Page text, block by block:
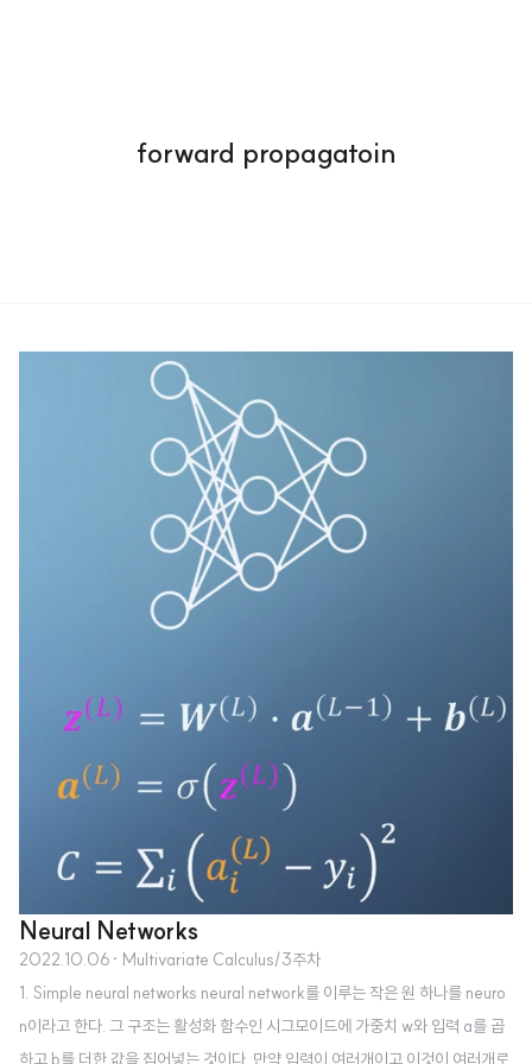
forward propagatoin
Neural Networks
2022.10.06 · Multivariate Calculus/3주차
1. Simple neural networks neural network를 이루는 작은 원 하나를 neuro
n이라고 한다. 그 구조는 활성화 함수인 시그모이드에 가중치 w와 입력 a를 곱
하고 b를 더한 값을 집어넣는 것이다. 만약 입력이 여러개이고 이것이 여러개로